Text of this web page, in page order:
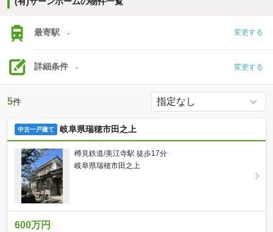
最寄駅 - 変更する
詳細条件 - 変更する
5件
中古一戸建て 岐阜県瑞穂市田之上
樽見鉄道/美江寺駅 徒歩17分
岐阜県瑞穂市田之上
600万円